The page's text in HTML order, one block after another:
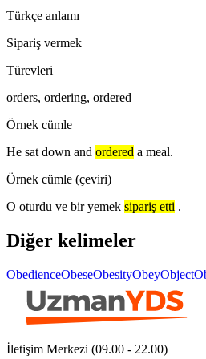
Türkçe anlamı
Sipariş vermek
Türevleri
orders, ordering, ordered
Örnek cümle
He sat down and ordered a meal.
Örnek cümle (çeviri)
O oturdu ve bir yemek sipariş etti .
Diğer kelimeler
ObedienceObeseObesityObeyObject
İletişim Merkezi (09.00 - 22.00)